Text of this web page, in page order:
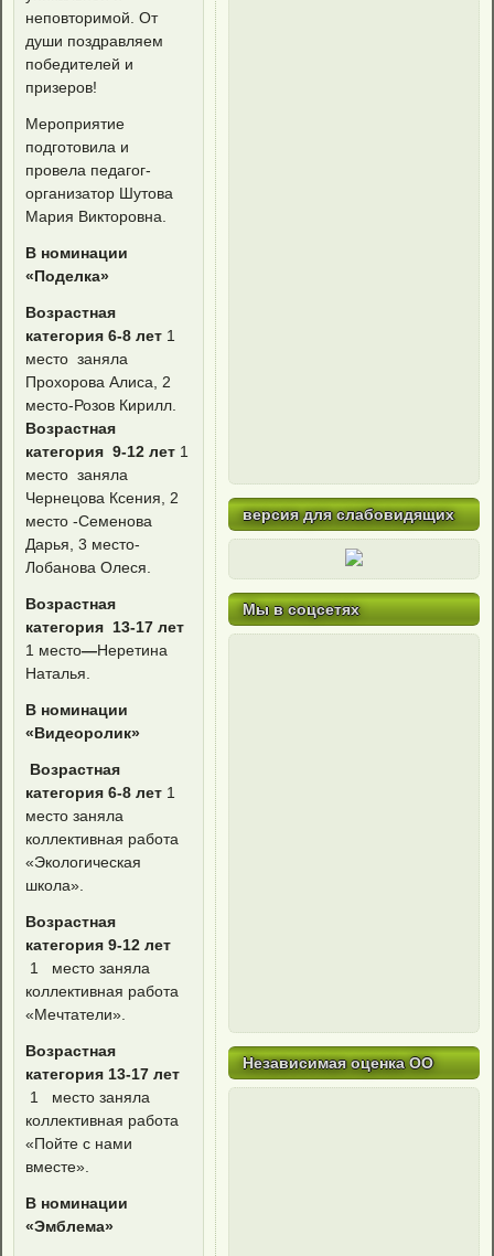
неповторимой. От
души поздравляем
победителей и
призеров!
Мероприятие
подготовила и
провела педагог-
организатор Шутова
Мария Викторовна.
В номинации
«Поделка»
Возрастная
категория 6-8 лет 1
место заняла
Прохорова Алиса, 2
место-Розов Кирилл.
Возрастная
категория 9-12 лет 1
место заняла
Чернецова Ксения, 2
место -Семенова
Дарья, 3 место-
Лобанова Олеся.
Возрастная
категория 13-17 лет
1 место—Неретина
Наталья.
В номинации
«Видеоролик»
Возрастная
категория 6-8 лет 1
место заняла
коллективная работа
«Экологическая
школа».
Возрастная
категория 9-12 лет
1 место заняла
коллективная работа
«Мечтатели».
Возрастная
категория 13-17 лет
1 место заняла
коллективная работа
«Пойте с нами
вместе».
В номинации
«Эмблема»
версия для слабовидящих
Мы в соцсетях
Независимая оценка ОО